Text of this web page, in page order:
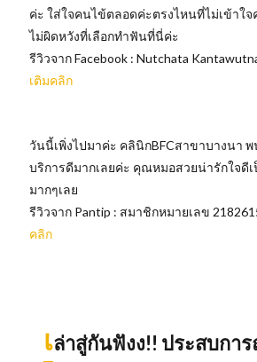
ค่ะ ใส่ใจคนไข้ตลอดค่ะตรงไหนที่ไม่เข้าใ
ไม่ผิดหวังที่เลือกทำฟันที่นี่ค่ะ
รีวิวจาก Facebook : Nutchata
เติมคลิก
วันนี้เพิ่งไปมาค่ะ คลินิกBFCสาขาบางนา
บริการดีมากเลยค่ะ คุณหมอสวยน่ารักใจดี
มากๆเลย
รีวิวจาก Pantip : สมาชิกหมายเลข
คลิก
เล่าสู่กันฟังง!! ประสบกา